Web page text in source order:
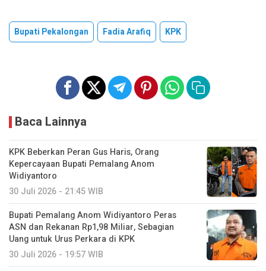
Bupati Pekalongan Fadia Arafiq KPK
Baca Lainnya
KPK Beberkan Peran Gus Haris, Orang
Kepercayaan Bupati Pemalang Anom
Widiyantoro
30 Juli 2026 - 21:45 WIB
Bupati Pemalang Anom Widiyantoro Peras
ASN dan Rekanan Rp1,98 Miliar, Sebagian
Uang untuk Urus Perkara di KPK
30 Juli 2026 - 19:57 WIB